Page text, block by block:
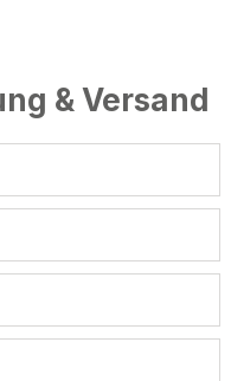
& Versand